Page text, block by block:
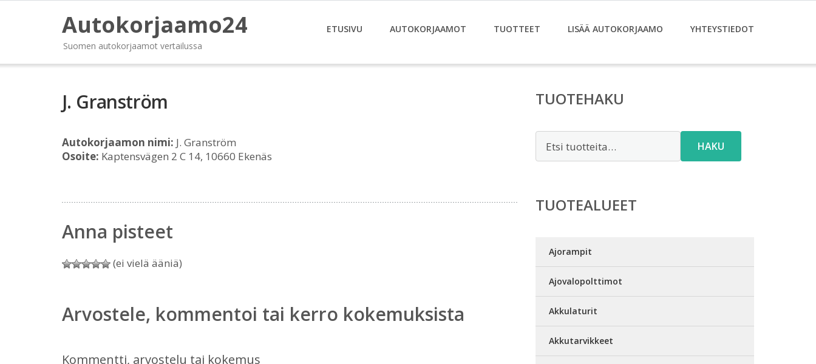
Autokorjaamo24
Suomen autokorjaamot vertailussa
ETUSIVU AUTOKORJAAMOT TUOTTEET LISÄÄ AUTOKORJAAMO YHTEYSTIEDOT
J. Granström
Autokorjaamon nimi: J. Granström
Osoite: Kaptensvägen 2 C 14, 10660 Ekenäs
Anna pisteet
(ei vielä ääniä)
Arvostele, kommentoi tai kerro kokemuksista
Kommentti, arvostelu tai kokemus
TUOTEHAKU
HAKU
TUOTEALUEET
Ajorampit
Ajovalopolttimot
Akkulaturit
Akkutarvikkeet